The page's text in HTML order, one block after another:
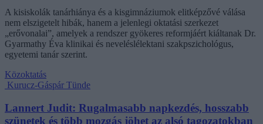
A kisiskolák tanárhiánya és a kisgimnáziumok elitképzővé válása
nem elszigetelt hibák, hanem a jelenlegi oktatási szerkezet
„erővonalai”, amelyek a rendszer gyökeres reformjáért kiáltanak Dr.
Gyarmathy Éva klinikai és neveléslélektani szakpszichológus,
egyetemi tanár szerint.
Közoktatás
Kurucz-Gáspár Tünde
Lannert Judit: Rugalmasabb napkezdés, hosszabb
szünetek és több mozgás jöhet az alsó tagozatokban